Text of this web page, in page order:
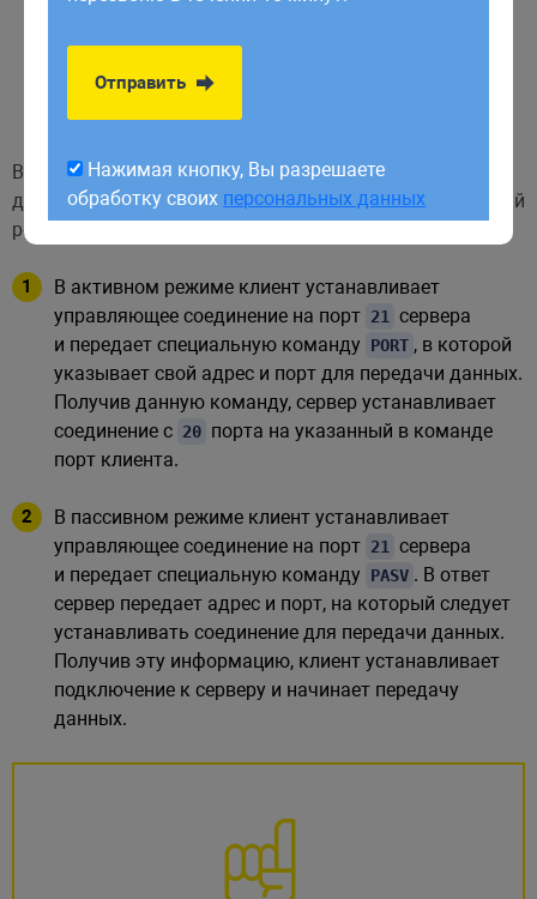
пользователь ограничен своей домашней
директорией.
В зависимости от способа установления соединения
для передачи данных различают активный и пассивный
режимы работы
В активном режиме клиент устанавливает
управляющее соединение на порт 21
сервера
и передает специальную команду PORT , в которой
указывает свой адрес и порт для передачи данных.
Получив данную команду, сервер устанавливает
соединение с 20 порта на указанный в команде
порт клиента.
В пассивном режиме клиент устанавливает
управляющее соединение на порт 21
сервера
и передает специальную команду PASV . В ответ
сервер передает адрес и порт, на который следует
устанавливать соединение для передачи данных.
Получив эту информацию, клиент устанавливает
подключение к серверу и начинает передачу
данных.
обработку своихперсональных данных
Отправить
Нажимая кнопку, Вы разрешаете
обработку своих персональных данных